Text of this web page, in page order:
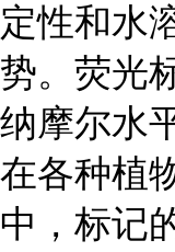
定性和水
势。荧光
纳摩尔水
在各种植
中，标记